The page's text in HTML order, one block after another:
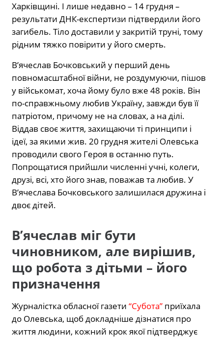
Харківщині. І лише недавно – 14 грудня –
результати ДНК-експертизи підтвердили його
загибель. Тіло доставили у закритій труні, тому
рідним тяжко повірити у його смерть.
В’ячеслав Бочковський у перший день
повномасштабної війни, не роздумуючи, пішов
у військомат, хоча йому було вже 48 років. Він
по-справжньому любив Україну, завжди був її
патріотом, причому не на словах, а на ділі.
Віддав своє життя, захищаючи ті принципи і
ідеї, за якими жив. 20 грудня жителі Олевська
проводили свого Героя в останню путь.
Попрощатися прийшли численні учні, колеги,
друзі, всі, хто його знав, поважав та любив. У
В’ячеслава Бочковського залишилася дружина і
двоє дітей.
В’ячеслав міг бути
чиновником, але вирішив,
що робота з дітьми – його
призначення
Журналістка обласної газети “Субота” приїхала
до Олевська, щоб докладніше дізнатися про
життя людини, кожний крок якої підтверджує